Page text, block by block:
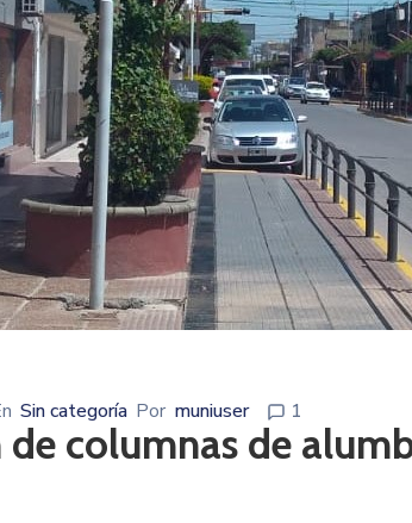
Sin categoría Por muniuser 1
columnas de